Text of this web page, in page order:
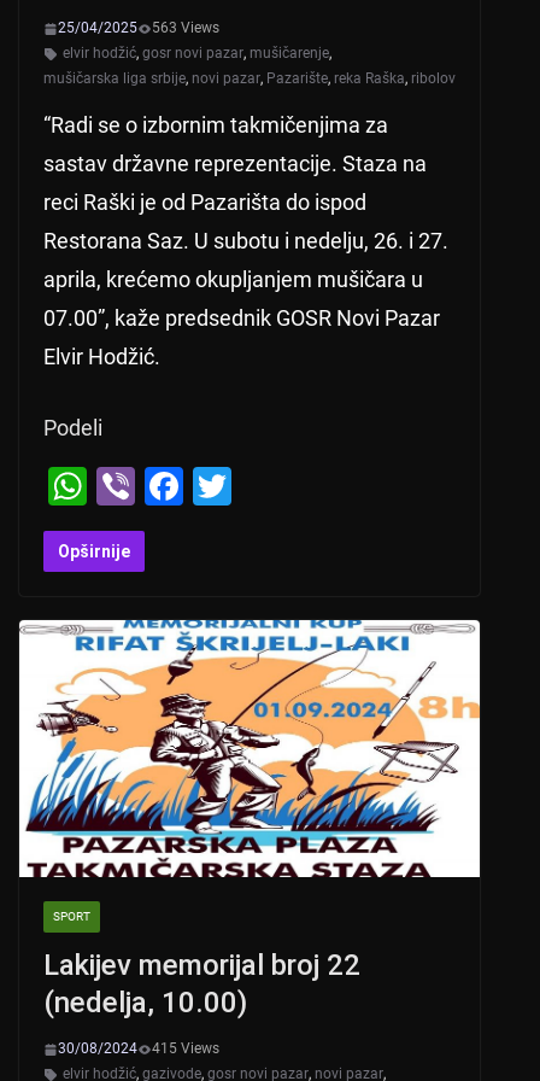
25/04/2025
563 Views
elvir hodžić, gosr novi pazar, mušičarenje,
mušičarska liga srbije, novi pazar, Pazarište, reka Raška, ribolov
“Radi se o izbornim takmičenjima za
sastav državne reprezentacije. Staza na
reci Raški je od Pazarišta do ispod
Restorana Saz. U subotu i nedelju, 26. i 27.
aprila, krećemo okupljanjem mušičara u
07.00”, kaže predsednik GOSR Novi Pazar
Elvir Hodžić.
Podeli
W
h
at
A
p
p
Vi
b
er
F
b
o
o
k
Opširnije
SPORT
Lakijev memorijal broj 22
(nedelja, 10.00)
30/08/2024
415 Views
elvir hodžić, gazivode, gosr novi pazar, novi pazar,